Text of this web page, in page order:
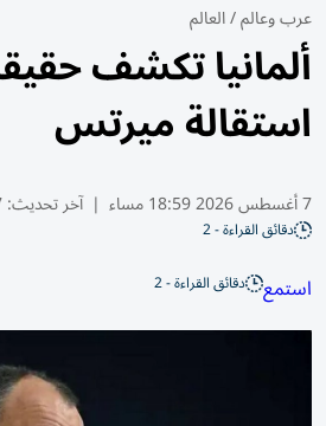
عرب وعالم/العالم
ألمانيا تكشف
استقالة ميرتس
7 أغسطس 2026 18:59 مساء | آخر تحديث:7
دقائق القراءة - 2
استمع دقائق القراءة - 2